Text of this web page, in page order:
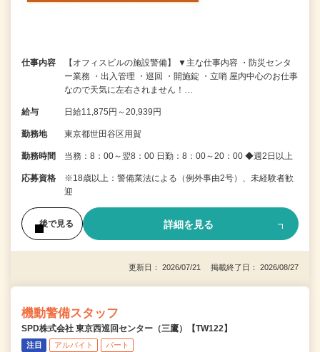
仕事内容
【オフィスビルの施設警備】 ▼主な仕事内容 ・防災センタ
ー業務 ・出入管理 ・巡回 ・開施錠 ・立哨 屋内中心のお仕事
なので天気に左右されません！…
給与 日給11,875円～20,939円
勤務地 東京都世田谷区用賀
勤務時間 当務：8：00～翌8：00 日勤：8：00～20：00 ◆週2日以上
応募資格
※18歳以上：警備業法による（例外事由2号）、未経験者歓
迎
後で見る 詳細を見る
更新日： 2026/07/21 掲載終了日： 2026/08/27
機動警備スタッフ
SPD株式会社 東京西巡回センター（三鷹）【TW122】
注目 アルバイト パート